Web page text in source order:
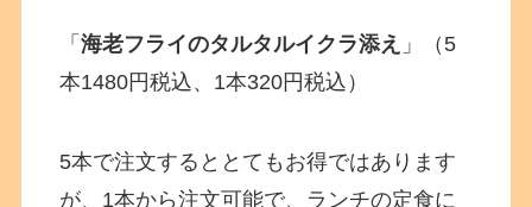
「海老フライのタルタルイクラ添え 」（5
本1480円税込、1本320円税込）
5本で注文するととてもお得ではあります
が、1本から注文可能で、ランチの定食に